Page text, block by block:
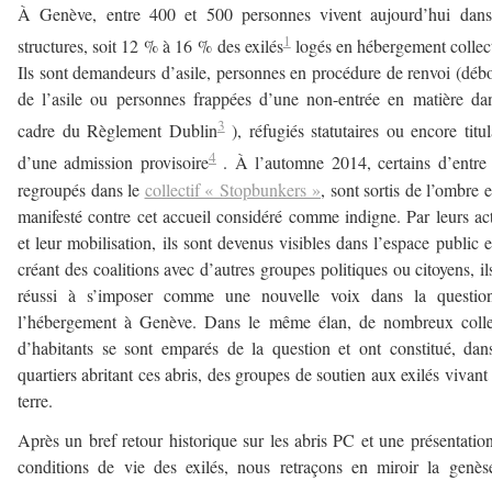
À Genève, entre 400 et 500 personnes vivent aujourd’hui
structures, soit 12 % à 16 % des exilés1logés en hébergement
Ils sont demandeurs d’asile, personnes en procédure de renvoi
de l’asile ou personnes frappées d’une non-entrée en matière
cadre du Règlement Dublin3), réfugiés statutaires ou encore
d’une admission provisoire4. À l’automne 2014, certains d’entre
regroupés dans le collectif « Stopbunkers », sont sortis de l’ombre
manifesté contre cet accueil considéré comme indigne. Par leurs
et leur mobilisation, ils sont devenus visibles dans l’espace public
créant des coalitions avec d’autres groupes politiques ou citoyens,
réussi à s’imposer comme une nouvelle voix dans la
l’hébergement à Genève. Dans le même élan, de nombreux
d’habitants se sont emparés de la question et ont constitué,
quartiers abritant ces abris, des groupes de soutien aux exilés vivant
terre.
Après un bref retour historique sur les abris PC et une
conditions de vie des exilés, nous retraçons en miroir la